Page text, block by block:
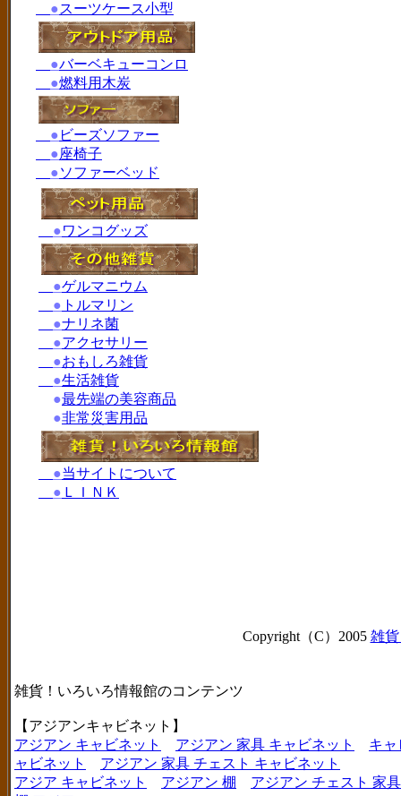
●スーツケース小型
●バーベキューコンロ
●燃料用木炭
● ビーズソファー
●座椅子
●ソファーベッド
●ワンコグッズ
●ゲルマニウム
● トルマリン
●ナリネ菌
●アクセサリー
●おもしろ雑貨
●生活雑貨
●最先端の美容商品
●非常災害用品
●当サイトについて
● ＬＩＮＫ
Copyright（C）2005 雑
雑貨！いろいろ情報館のコンテンツ
【アジアンキャビネット】
アジアン キャビネット
アジアン 家具 キャビネット
キャ
ャビネット
アジアン 家具 チェスト キャビネット
アジア キャビネット
アジアン 棚
アジアン チェスト 家